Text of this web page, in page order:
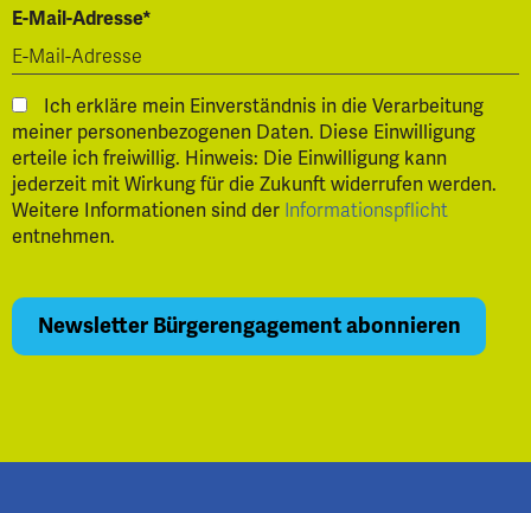
E-Mail-Adresse*
Ich erkläre mein Einverständnis in die Verarbeitung
meiner personenbezogenen Daten. Diese Einwilligung
erteile ich freiwillig. Hinweis: Die Einwilligung kann
jederzeit mit Wirkung für die Zukunft widerrufen werden.
Weitere Informationen sind der Informationspflicht
entnehmen.